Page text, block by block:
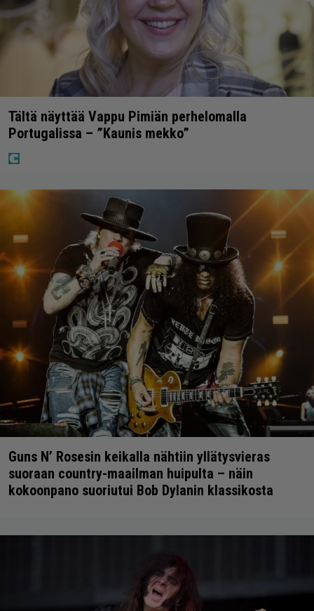
Tältä näyttää Vappu Pimiän perhelomalla
Portugalissa – ”Kaunis mekko”
Guns N’ Rosesin keikalla nähtiin yllätysvieras
suoraan country-maailman huipulta – näin
kokoonpano suoriutui Bob Dylanin klassikosta